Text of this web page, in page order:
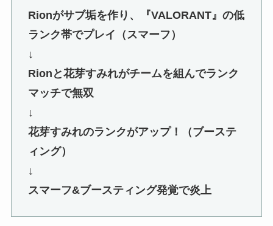
Rionがサブ垢を作り、『VALORANT』の低
ランク帯でプレイ（スマーフ）
↓
Rionと花芽すみれがチームを組んでランク
マッチで無双
↓
花芽すみれのランクがアップ！（ブーステ
ィング）
↓
スマーフ&ブースティング発覚で炎上